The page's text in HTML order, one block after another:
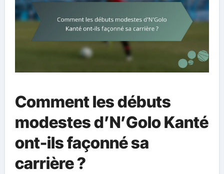
Comment les débuts
modestes d’N’Golo Kanté
ont-ils façonné sa
carrière ?